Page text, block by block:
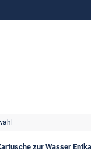
zur Wasser